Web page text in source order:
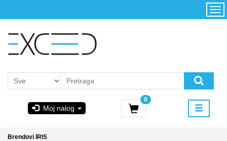
Moj nalog
0
Početna
korišćenja i
Brendovi IRIS